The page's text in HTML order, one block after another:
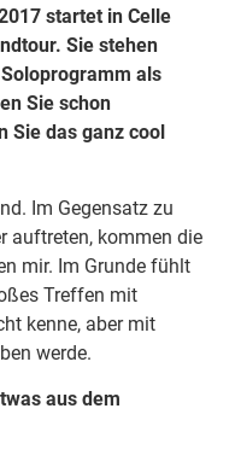
startet in Celle
Sie stehen
als
Sie schon
Sie das ganz cool
Im Gegensatz zu
auftreten, kommen die
mir. Im Grunde fühlt
Treffen mit
kenne, aber mit
werde.
aus dem